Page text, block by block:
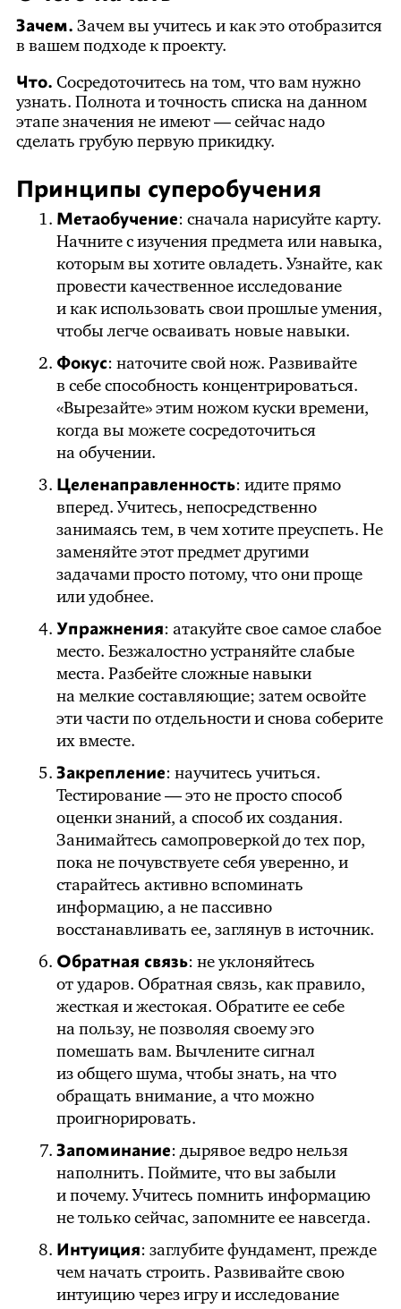
Зачем. Зачем вы учитесь и как это отобразится
в вашем подходе к проекту.
Что. Сосредоточитесь на том, что вам нужно
узнать. Полнота и точность списка на данном
этапе значения не имеют — сейчас надо
сделать грубую первую прикидку.
Принципы суперобучения
Метаобучение: сначала нарисуйте карту.
Начните с изучения предмета или навыка,
которым вы хотите овладеть. Узнайте, как
провести качественное исследование
и как использовать свои прошлые умения,
чтобы легче осваивать новые навыки.
Фокус: наточите свой нож. Развивайте
в себе способность концентрироваться.
«Вырезайте» этим ножом куски времени,
когда вы можете сосредоточиться
на обучении.
Целенаправленность: идите прямо
вперед. Учитесь, непосредственно
занимаясь тем, в чем хотите преуспеть. Не
заменяйте этот предмет другими
задачами просто потому, что они проще
или удобнее.
Упражнения: атакуйте свое самое слабое
место. Безжалостно устраняйте слабые
места. Разбейте сложные навыки
на мелкие составляющие; затем освойте
эти части по отдельности и снова соберите
их вместе.
Закрепление: научитесь учиться.
Тестирование — это не просто способ
оценки знаний, а способ их создания.
Занимайтесь самопроверкой до тех пор,
пока не почувствуете себя уверенно, и
старайтесь активно вспоминать
информацию, а не пассивно
восстанавливать ее, заглянув в источник.
Обратная связь: не уклоняйтесь
от ударов. Обратная связь, как правило,
жесткая и жестокая. Обратите ее себе
на пользу, не позволяя своему эго
помешать вам. Вычлените сигнал
из общего шума, чтобы знать, на что
обращать внимание, а что можно
проигнорировать.
Запоминание: дырявое ведро нельзя
наполнить. Поймите, что вы забыли
и почему. Учитесь помнить информацию
не только сейчас, запомните ее навсегда.
Интуиция: заглубите фундамент, прежде
чем начать строить. Развивайте свою
интуицию через игру и исследование